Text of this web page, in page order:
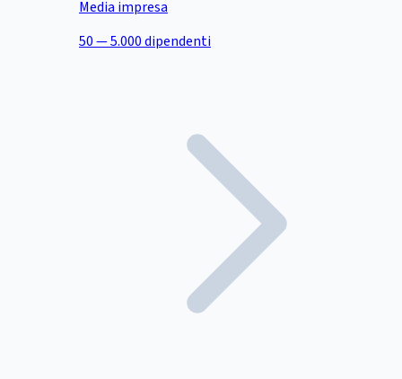
Media impresa
50 — 5.000 dipendenti